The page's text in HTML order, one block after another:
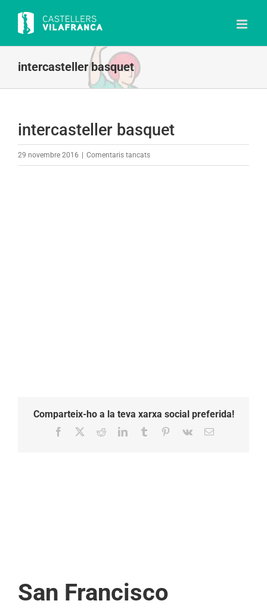
content
intercasteller basquet
intercasteller basquet
29 novembre 2016 Comentaris tancatsa
Comparteix-ho a la teva xarxa social preferida!
Facebook RedditLinkedInTumblr Pinterest
Vk Email:
San Francisco